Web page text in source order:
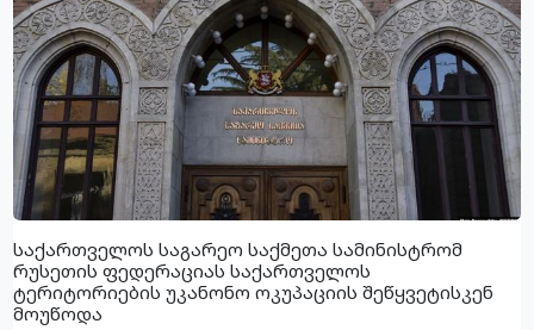
საქართველოს საგარეო საქმეთა სამინისტრომ
რუსეთის ფედერაციას საქართველოს
ტერიტორიების უკანონო ოკუპაციის შეწყვეტისკენ
მოუწოდა